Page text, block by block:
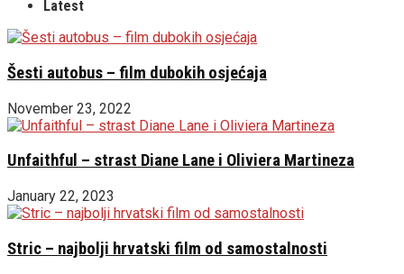
Latest
Šesti autobus – film dubokih osjećaja
November 23, 2022
Unfaithful – strast Diane Lane i Oliviera Martineza
January 22, 2023
Stric – najbolji hrvatski film od samostalnosti